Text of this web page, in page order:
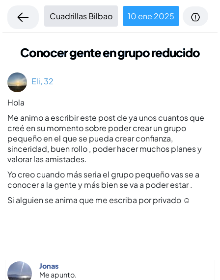
Cuadrillas Bilbao 10 ene 2025
Conocer gente en grupo reducido
Eli, 32
Hola
Me animo a escribir este post de ya unos cuantos que
creé en su momento sobre poder crear un grupo
pequeño en el que se pueda crear confianza,
sinceridad, buen rollo , poder hacer muchos planes y
valorar las amistades.
Yo creo cuando más seria el grupo pequeño vas se a
conocer a la gente y más bien se va a poder estar .
Si alguien se anima que me escriba por privado ☺️
Jonas
Me apunto.